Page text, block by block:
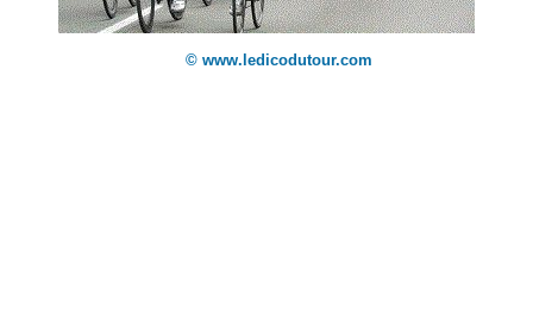
© www.ledicodutour.com